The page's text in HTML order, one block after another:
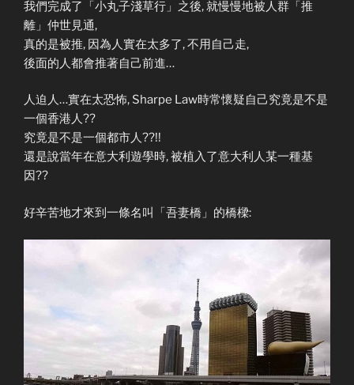
我們完成了「小丸子淺草行」之後, 就慢慢地被人群「推
離」仲世見通,
真的是被推, 因為人實在太多了, 不用自己走,
後面的人都會推著自己前進…
人迫人…實在太恐怖, Sharpe Law時常懷疑自己究竟是不是
一個香港人??
究竟是不是一個都市人??!!
還是說當年在意大利遊學時, 被植入了意大利人某一種基
因??
好辛苦地才來到一條名叫「吾妻橋」的橋樑: